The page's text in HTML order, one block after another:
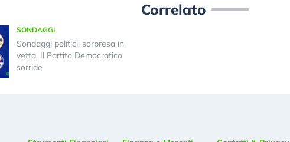
SONDAGGI
Sondaggi politici, sorpresa in
vetta. Il Partito Democratico
sorride
Correlato